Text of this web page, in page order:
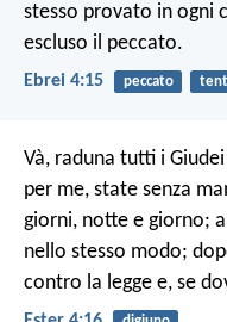
stesso provato in ogni
escluso il peccato.
Ebrei 4:15 peccato
Và, raduna tutti i
per me, state senza
giorni, notte e giorno;
nello stesso modo;
contro la legge e, se